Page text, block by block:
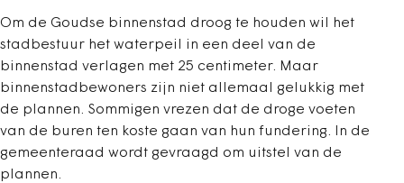
Om de Goudse binnenstad droog te houden wil het
stadbestuur het waterpeil in een deel van de
binnenstad verlagen met 25 centimeter. Maar
binnenstadbewoners zijn niet allemaal gelukkig met
de plannen. Sommigen vrezen dat de droge voeten
van de buren ten koste gaan van hun fundering. In de
gemeenteraad wordt gevraagd om uitstel van de
plannen.